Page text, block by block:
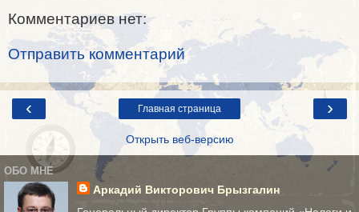
Комментариев нет:
Отправить комментарий
‹ ›
Главная страница
Открыть веб-версию
ОБО МНЕ
Аркадий Викторович Брызгалин